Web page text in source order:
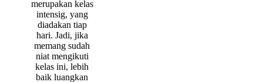
merupakan kelas
intensig, yang
diadakan tiap
hari. Jadi, jika
memang sudah
niat mengikuti
kelas ini, lebih
baik luangkan